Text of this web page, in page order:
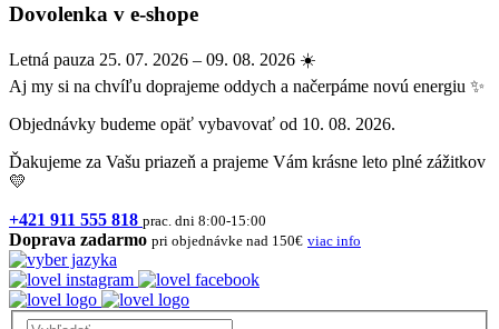
Dovolenka v e-shope
Letná pauza 25. 07. 2026 – 09. 08. 2026 ☀️
Aj my si na chvíľu doprajeme oddych a načerpáme novú energiu ✨
Objednávky budeme opäť vybavovať od 10. 08. 2026.
Ďakujeme za Vašu priazeň a prajeme Vám krásne leto plné zážitkov
💛
+421 911 555 818 prac. dni 8:00-15:00
Doprava zadarmo pri objednávke nad 150€ viac info